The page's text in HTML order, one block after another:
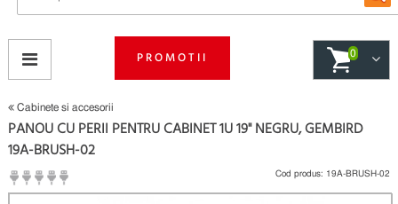
PROMOTII 0
Cabinete si accesorii
PANOU CU PERII PENTRU CABINET 1U 19" NEGRU, GEMBIRD
19A-BRUSH-02
(
Cod produs: 19A-BRUSH-02